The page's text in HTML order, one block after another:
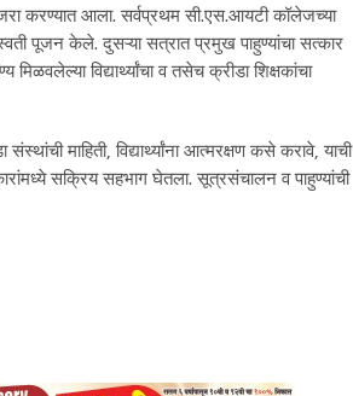
करण्यात आला. सर्वप्रथम सी.एस.आयटी कॉलेजच्या
पूजन केले. दुसऱ्या सत्रात प्रमुख पाहुण्यांचा सत्कार
मिळवलेल्या विद्यार्थ्यांचा व तसेच क्रीडा शिक्षकांचा
माहिती, विद्यार्थ्यांना आत्मरक्षण कसे करावे, याची
प्रकारांमध्ये सक्रिय सहभाग घेतला. सूत्रसंचालन व पाहुण्यांची